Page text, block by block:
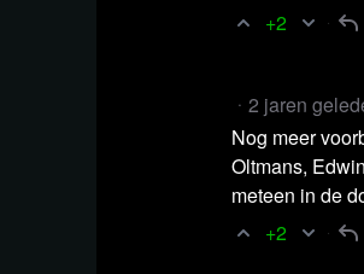
+2
2 jaren
Nog meer
Oltmans,
meteen in de
+2